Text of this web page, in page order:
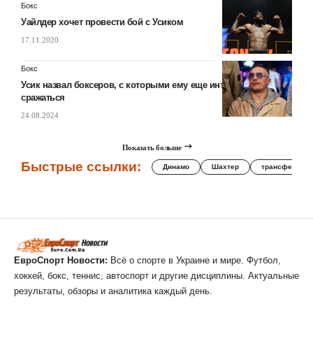
Бокс
Уайлдер хочет провести бой с Усиком
17.11.2020
Бокс
Усик назвал боксеров, с которыми ему еще интересно
сражаться
24.08.2024
Показать больше
Быстрые ссылки: Динамо Шахтер трансферы
ЕвроСпорт Новости: Всё о спорте в Украине и мире. Футбол,
хоккей, бокс, теннис, автоспорт и другие дисциплины. Актуальные
результаты, обзоры и аналитика каждый день.